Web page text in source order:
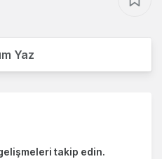
Yaz
takip edin.